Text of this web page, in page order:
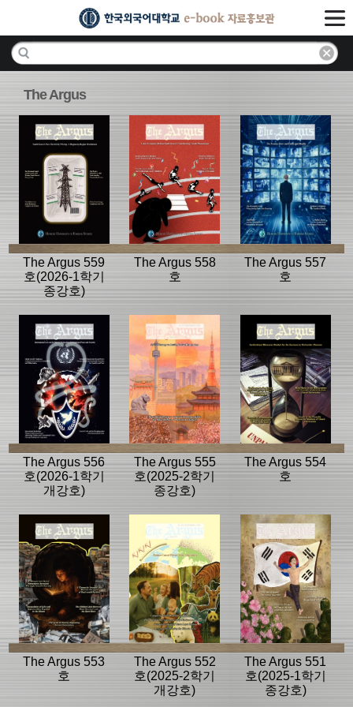
The Argus
The Argus 559
호(2026-1학기
종강호)
The Argus 558
호
The Argus 557
호
The Argus 556
호(2026-1학기
개강호)
The Argus 555
호(2025-2학기
종강호)
The Argus 554
호
The Argus 553
호
The Argus 552
호(2025-2학기
개강호)
The Argus 551
호(2025-1학기
종강호)